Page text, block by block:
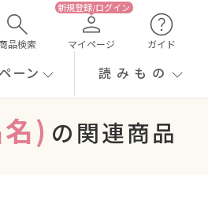
品検索 マイページ ガイド
ーン 読みもの
) の関連商品